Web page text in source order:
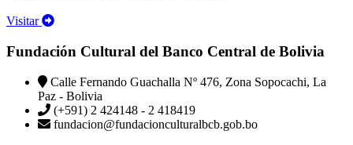
Visitar
Fundación Cultural del Banco Central de Bolivia
Calle Fernando Guachalla Nº 476, Zona Sopocachi, La
Paz - Bolivia
(+591) 2 424148 - 2 418419
fundacion@fundacionculturalbcb.gob.bo